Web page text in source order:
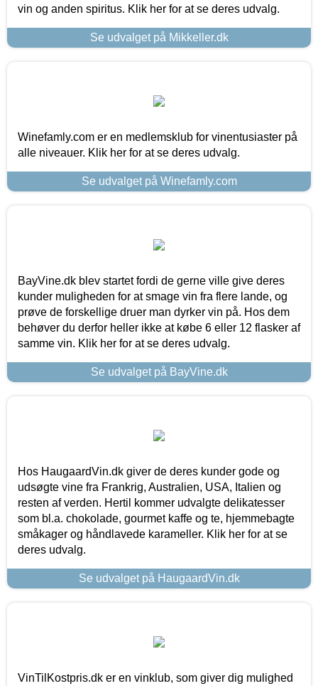
vin og anden spiritus. Klik her for at se deres udvalg.
Se udvalget på Mikkeller.dk
Winefamly.com er en medlemsklub for vinentusiaster på
alle niveauer. Klik her for at se deres udvalg.
Se udvalget på Winefamly.com
BayVine.dk blev startet fordi de gerne ville give deres
kunder muligheden for at smage vin fra flere lande, og
prøve de forskellige druer man dyrker vin på. Hos dem
behøver du derfor heller ikke at købe 6 eller 12 flasker af
samme vin. Klik her for at se deres udvalg.
Se udvalget på BayVine.dk
Hos HaugaardVin.dk giver de deres kunder gode og
udsøgte vine fra Frankrig, Australien, USA, Italien og
resten af verden. Hertil kommer udvalgte delikatesser
som bl.a. chokolade, gourmet kaffe og te, hjemmebagte
småkager og håndlavede karameller. Klik her for at se
deres udvalg.
Se udvalget på HaugaardVin.dk
VinTilKostpris.dk er en vinklub, som giver dig mulighed